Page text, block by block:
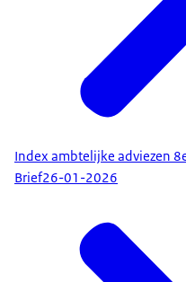
Index ambtelijke adviezen
Brief26-01-2026